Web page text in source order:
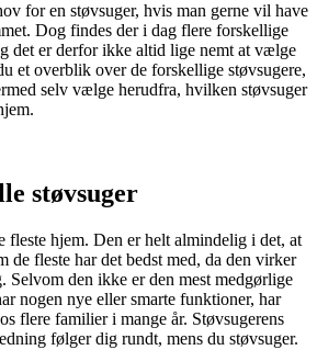
for en støvsuger, hvis man gerne vil have
Dog findes der i dag flere forskellige
det er derfor ikke altid lige nemt at vælge
et overblik over de forskellige støvsugere,
selv vælge herudfra, hvilken støvsuger
støvsuger
fleste hjem. Den er helt almindelig i det, at
de fleste har det bedst med, da den virker
Selvom den ikke er den mest medgørlige
nogen nye eller smarte funktioner, har
flere familier i mange år. Støvsugerens
følger dig rundt, mens du støvsuger.